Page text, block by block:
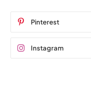
Pinterest
Instagram